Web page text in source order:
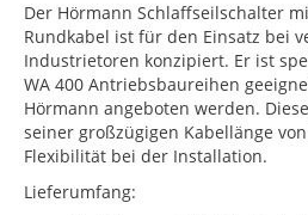
Der Hörmann Schlaffseilschalter
Rundkabel ist für den Einsatz bei
Industrietoren konzipiert. Er ist
WA 400 Antriebsbaureihen
Hörmann angeboten werden.
seiner großzügigen Kabellänge
Flexibilität bei der Installation.
Lieferumfang: